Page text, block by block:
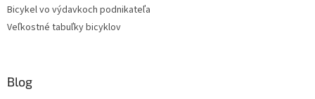
Bicykel vo výdavkoch podnikateľa
Veľkostné tabuľky bicyklov
Blog